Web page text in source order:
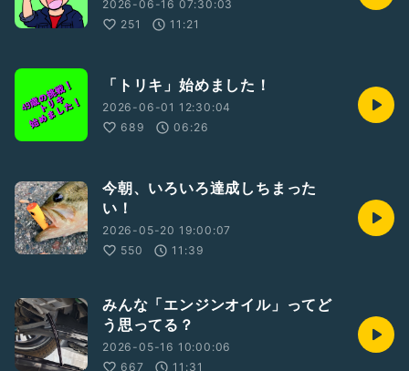
2026-06-16 07:30:03
251
11:21
「トリキ」始めました！
2026-06-01 12:30:04
689
06:26
今朝、いろいろ達成しちまった
い！
2026-05-20 19:00:07
550
11:39
みんな「エンジンオイル」ってど
う思ってる？
2026-05-16 10:00:06
667
11:31